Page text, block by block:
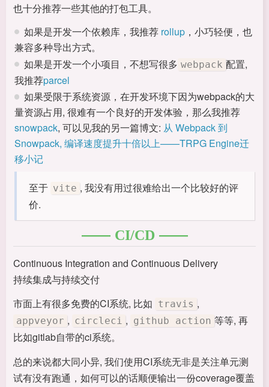
也十分推荐一些其他的打包工具。
如果是开发一个依赖库，我推荐 rollup，小巧轻便，也
兼容多种导出方式。
如果是开发一个小项目，不想写很多 webpack 配置,
我推荐parcel
如果受限于系统资源，在开发环境下因为webpack的大
量资源占用, 很难有一个良好的开发体验，那么我推荐
snowpack, 可以见我的另一篇博文: 从 Webpack 到
Snowpack, 编译速度提升十倍以上——TRPG Engine迁
移小记
至于 vite , 我没有用过很难给出一个比较好的评
价.
CI/CD
Continuous Integration and Continuous Delivery
持续集成与持续交付
市面上有很多免费的CI系统, 比如 travis ,
appveyor , circleci , github action 等等, 再
比如gitlab自带的ci系统。
总的来说都大同小异, 我们使用CI系统无非是关注单元测
试有没有跑通，如何可以的话顺便输出一份coverage覆盖